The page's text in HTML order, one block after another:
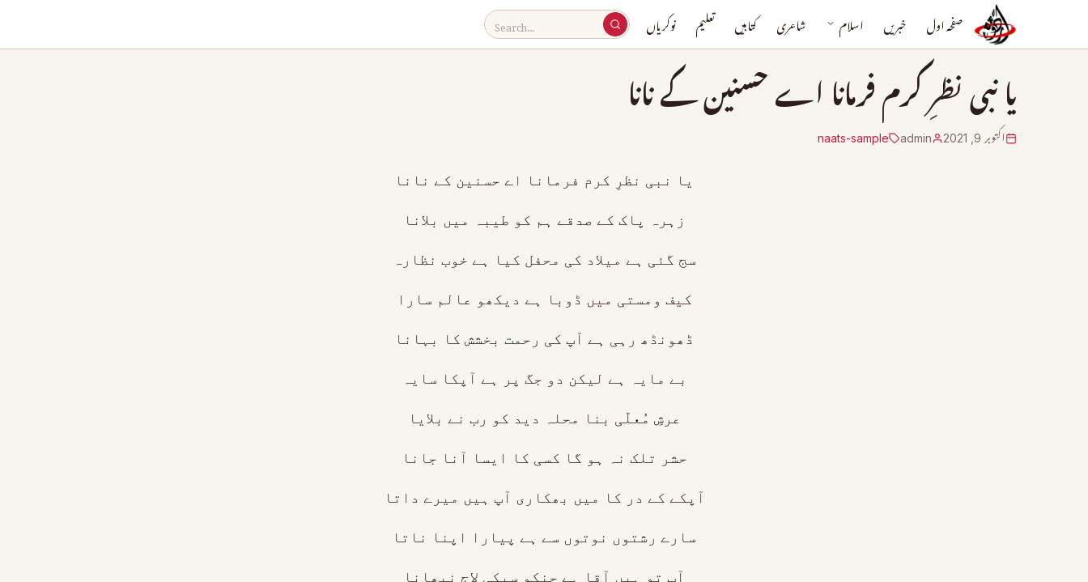
صفحہ اول خبریں اسلام شاعری کتابیں تعلیم نوکریاں
یا نبی نظرِ کرم فرمانا اے حسنین کے نانا
اکتوبر 9, 2021 admin
naats-sample
یا نبی نظرِ کرم فرمانا اے حسنین کے نانا
زہرہ پاک کے صدقے ہم کو طیبہ میں بلانا
سج گئی ہے میلاد کی محفل کیا ہے خوب نظارہ
کیف ومستی میں ڈوبا ہے دیکھو عالم سارا
ڈھونڈھ رہی ہے آپ کی رحمت بخشش کا بہانا
بے مایہ ہے لیکن دو جگ پر ہے آپکا سایہ
عرشِ مُعلّی بنا محلہ دید کو رب نے بلایا
حشر تلک نہ ہو گا کسی کا ایسا آنا جانا
آپکے کے در کا میں بھکاری آپ ہیں میرے داتا
سارے رشتوں نوتوں سے ہے پیارا اپنا ناتا
آپ تو ہیں آقا ہے جنکو سیکی لاج نبھانا